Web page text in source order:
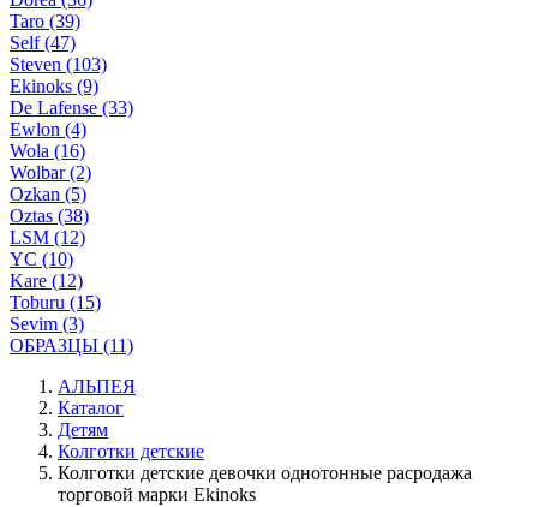
Taro (39)
Self (47)
Steven (103)
Ekinoks (9)
De Lafense (33)
Ewlon (4)
Wola (16)
Wolbar (2)
Ozkan (5)
Oztas (38)
LSM (12)
YC (10)
Kare (12)
Toburu (15)
Sevim (3)
ОБРАЗЦЫ (11)
АЛЬПЕЯ
Каталог
Детям
Колготки детские
Колготки детские девочки однотонные расродажа
торговой марки Ekinoks